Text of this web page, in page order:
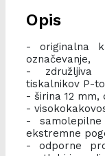
Opis
- originalna
označevanje,
- združljiva
tiskalnikov P-
- širina 12 mm,
-
-
ekstremne
- odporne